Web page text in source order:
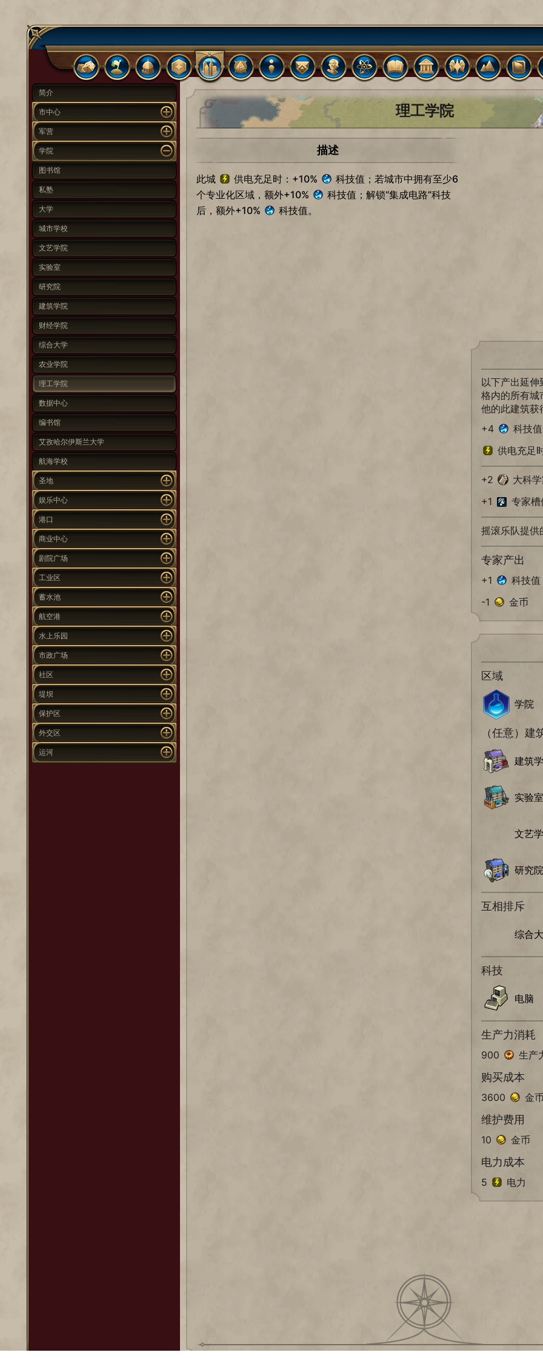
简介
市中心
军营
学院
图书馆
私塾
大学
城市学校
文艺学院
实验室
研究院
建筑学院
财经学院
综合大学
农业学院
理工学院
数据中心
编书馆
艾孜哈尔伊斯兰大学
航海学校
圣地
娱乐中心
港口
商业中心
剧院广场
工业区
蓄水池
航空港
水上乐园
市政广场
社区
堤坝
保护区
外交区
运河
理工学院
描述
此城 供电充足时：+10%
科技值；若城市中拥有至少6
个专业化区域，额外+10%
科技值；解锁“集成电路”科技
后，额外+10%
科技值。
以下产出延
格内的所有城
他的此建筑获
+4
科技值
供电充足
+2
大科
+1
专家槽
摇滚乐队提
专家产出
+1
科技值
-1
金币
区域
学院
（任意）建
建筑
实验室
文艺
研究院
互相排斥
综合
科技
电脑
生产力消耗
900 生产
购买成本
3600 金
维护费用
10 金币
电力成本
5 电力